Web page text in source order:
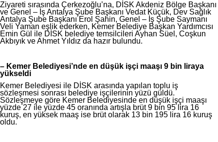
Ziyareti sırasında Çerkezoğlu’na, DİSK Akdeniz Bölge Başkanı
ve Genel – İş Antalya Şube Başkanı Vedat Küçük, Dev Sağlık
Antalya Şube Başkanı Erol Şahin, Genel – İş Şube Saymanı
Veli Yaman eşlik ederken, Kemer Belediye Başkan Yardımcısı
Emin Gül ile DİSK belediye temsilcileri Ayhan Süel, Coşkun
Akbıyık ve Ahmet Yıldız da hazır bulundu.
– Kemer Belediyesi’nde en düşük işçi maaşı 9 bin liraya
yükseldi
Kemer Belediyesi ile DİSK arasında yapılan toplu iş
sözleşmesi sonrası belediye işçilerinin yüzü güldü.
Sözleşmeye göre Kemer Belediyesinde en düşük işçi maaşı
yüzde 27 ile yüzde 45 oranında artışla brüt 9 bin 95 lira 16
kuruş, en yüksek maaş ise brüt olarak 13 bin 195 lira 16 kuruş
oldu.